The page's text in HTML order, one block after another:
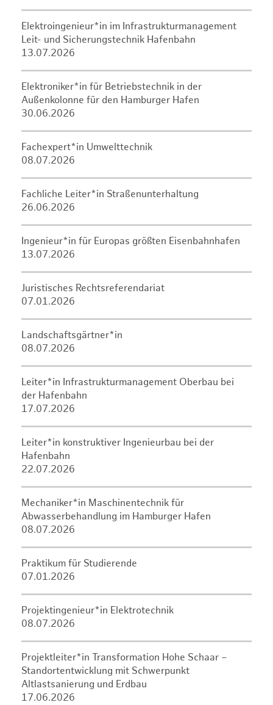
Elektroingenieur*in im Infrastrukturmanagement
Leit- und Sicherungstechnik Hafenbahn
13.07.2026
Elektroniker*in für Betriebstechnik in der
Außenkolonne für den Hamburger Hafen
30.06.2026
Fachexpert*in Umwelttechnik
08.07.2026
Fachliche Leiter*in Straßenunterhaltung
26.06.2026
Ingenieur*in für Europas größten Eisenbahnhafen
13.07.2026
Juristisches Rechtsreferendariat
07.01.2026
Landschaftsgärtner*in
08.07.2026
Leiter*in Infrastrukturmanagement Oberbau bei
der Hafenbahn
17.07.2026
Leiter*in konstruktiver Ingenieurbau bei der
Hafenbahn
22.07.2026
Mechaniker*in Maschinentechnik für
Abwasserbehandlung im Hamburger Hafen
08.07.2026
Praktikum für Studierende
07.01.2026
Projektingenieur*in Elektrotechnik
08.07.2026
Projektleiter*in Transformation Hohe Schaar –
Standortentwicklung mit Schwerpunkt
Altlastsanierung und Erdbau
17.06.2026